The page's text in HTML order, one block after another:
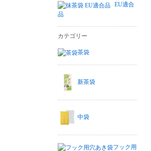
EU適合
品
カテゴリー
茶袋
新茶袋
中袋
フック用